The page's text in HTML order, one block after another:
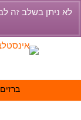
ברזים